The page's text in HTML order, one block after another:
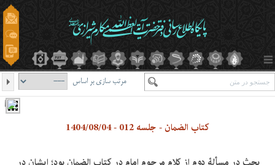
مرتب سازی بر اساس
کتاب الضمان - جلسه 012 - 1404/08/04